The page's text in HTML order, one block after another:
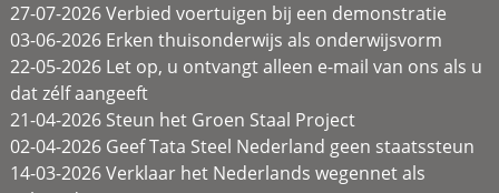
27-07-2026 Verbied voertuigen bij een demonstratie
03-06-2026 Erken thuisonderwijs als onderwijsvorm
22-05-2026 Let op, u ontvangt alleen e-mail van ons als u
dat zélf aangeeft
21-04-2026 Steun het Groen Staal Project
02-04-2026 Geef Tata Steel Nederland geen staatssteun
14-03-2026 Verklaar het Nederlands wegennet als